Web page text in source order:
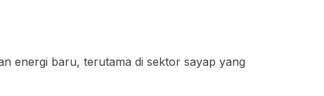
energi baru, terutama di sektor sayap yang